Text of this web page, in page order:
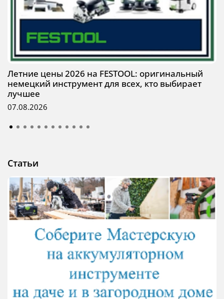
Летние цены 2026 на FESTOOL: оригинальный
немецкий инструмент для всех, кто выбирает
лучшее
07.08.2026
Статьи